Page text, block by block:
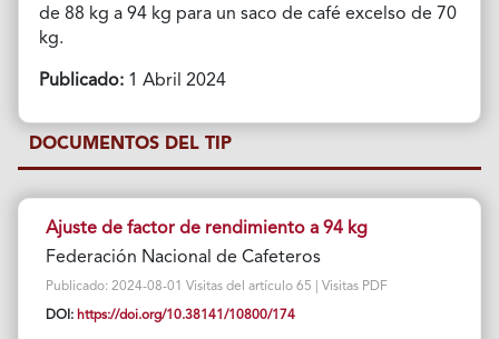
de 88 kg a 94 kg para un saco de café excelso de 70
kg.
Publicado:1 Abril 2024
DOCUMENTOS DEL TIP
Ajuste de factor de rendimiento a 94 kg
Federación Nacional de Cafeteros
Publicado: 2024-08-01 Visitas del artículo 65 | Visitas PDF
DOI: https://doi.org/10.38141/10800/174